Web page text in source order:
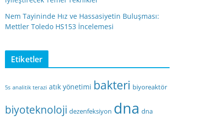
Nem Tayininde Hız ve Hassasiyetin Buluşması:
Mettler Toledo HS153 İncelemesi
Etiketler
5s analitik terazi atık yönetimi bakteri biyoreaktör
biyoteknoloji dezenfeksiyon dna dna